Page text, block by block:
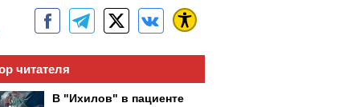
читателя
В "Ихилов" в пациенте